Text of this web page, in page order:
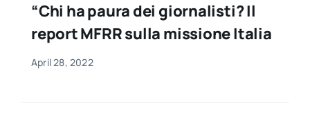
“Chi ha paura dei giornalisti? Il
report MFRR sulla missione Italia
April 28, 2022